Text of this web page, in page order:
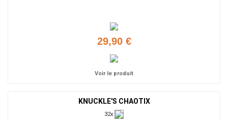
29,90 €
Voir le produit
KNUCKLE'S CHAOTIX
32x